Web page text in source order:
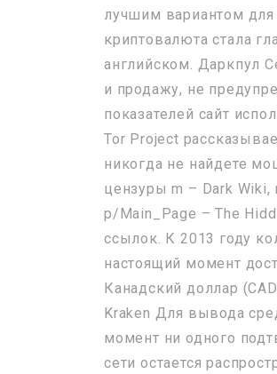
лучшим вариантом для
криптовалюта стала
английском. Даркпул
и продажу, не
показателей сайт
Tor Project
никогда не найдете
цензуры m – Dark
p/Main_Page – The
ссылок. К 2013 году
настоящий момент
Канадский доллар
Kraken Для вывода
момент ни одного
сети остается